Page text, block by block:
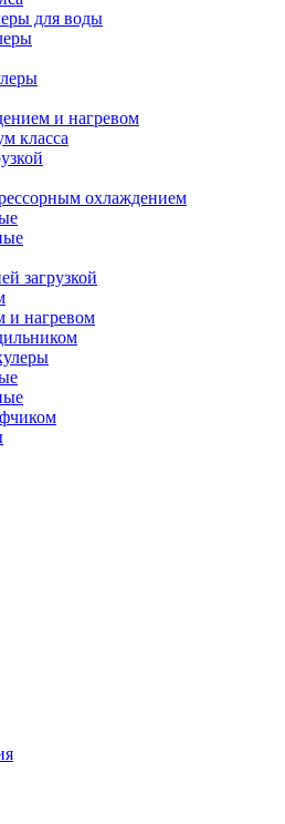
для воды
и нагревом
класса
охлаждением
загрузкой
и нагревом